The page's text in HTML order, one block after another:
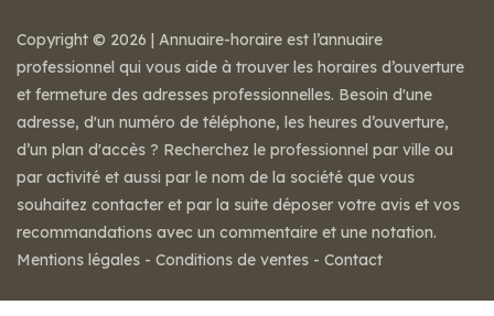
Copyright © 2026 | Annuaire-horaire est l’annuaire
professionnel qui vous aide à trouver les horaires d’ouverture
et fermeture des adresses professionnelles. Besoin d'une
adresse, d'un numéro de téléphone, les heures d’ouverture,
d’un plan d'accès ? Recherchez le professionnel par ville ou
par activité et aussi par le nom de la société que vous
souhaitez contacter et par la suite déposer votre avis et vos
recommandations avec un commentaire et une notation.
Mentions légales - Conditions de ventes - Contact